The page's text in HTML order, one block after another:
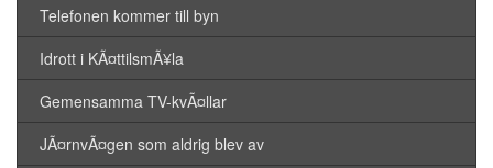
Telefonen kommer till byn
Idrott i KÃ¤ttilsmÃ¥la
Gemensamma TV-kvÃ¤llar
JÃ¤rnvÃ¤gen som aldrig blev av